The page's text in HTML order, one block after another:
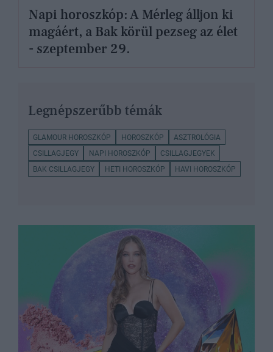
Napi horoszkóp: A Mérleg álljon ki
magáért, a Bak körül pezseg az élet
- szeptember 29.
Legnépszerűbb témák
GLAMOUR HOROSZKÓP HOROSZKÓP
ASZTROLÓGIA
CSILLAGJEGY
NAPI HOROSZKÓP
CSILLAGJEGYEK
BAK CSILLAGJEGY
HETI HOROSZKÓP HAVI HOROSZKÓP